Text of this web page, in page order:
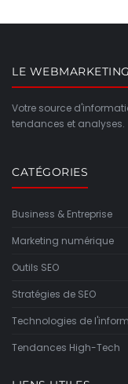
LE WEBMARKETING
Votre source
tendances et analyses.
CATÉGORIES
Business & Entreprise
Marketing numérique
Outils SEO
Stratégies de SEO
Technologies de
Tendances High-Tech